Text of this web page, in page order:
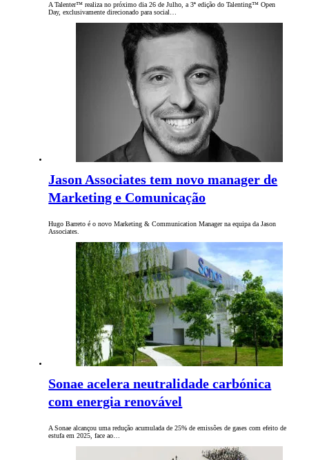
A Talenter™ realiza no próximo dia 26 de Julho, a 3ª edição do Talenting™ Open
Day, exclusivamente direcionado para social…
Jason Associates tem novo manager de
Marketing e Comunicação
Hugo Barreto é o novo Marketing & Communication Manager na equipa da Jason
Associates.
Sonae acelera neutralidade carbónica
com energia renovável
A Sonae alcançou uma redução acumulada de 25% de emissões de gases com efeito de
estufa em 2025, face ao…